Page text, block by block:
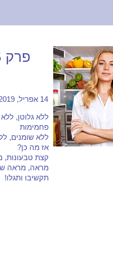
14 אפריל, 2019
ללא גלוטן,
פחמימות
ללא שומנים,
אז מה כן?
קצת טבעונות,
מראה, מראה
תקשיבו ותגלו!